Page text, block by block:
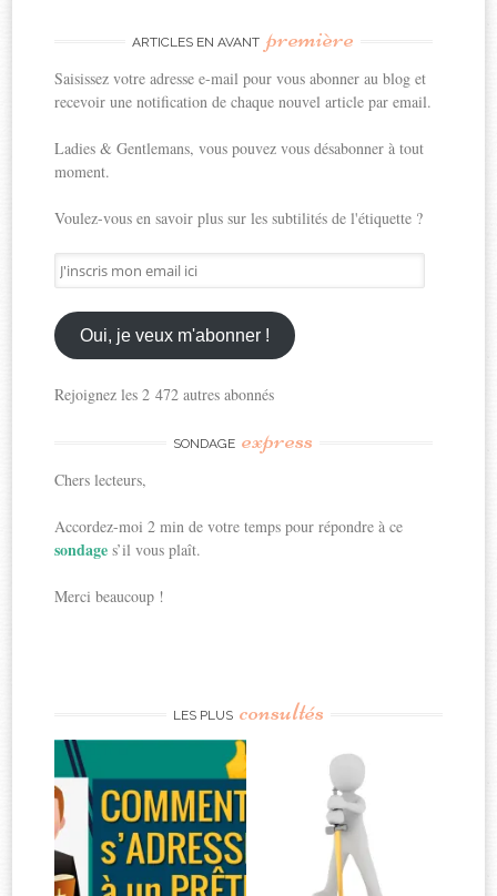
ARTICLES EN AVANT première
Saisissez votre adresse e-mail pour vous abonner au blog et
recevoir une notification de chaque nouvel article par email.
Ladies & Gentlemans, vous pouvez vous désabonner à tout
moment.
Voulez-vous en savoir plus sur les subtilités de l'étiquette ?
J'inscris
mon
email
ici
Oui, je veux m'abonner !
Rejoignez les 2 472 autres abonnés
SONDAGE express
Chers lecteurs,
Accordez-moi 2 min de votre temps pour répondre à ce
sondages’il vous plaît.
Merci beaucoup !
LES PLUS consultés